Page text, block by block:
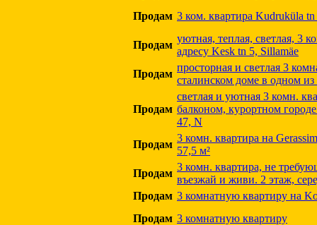
Продам 3 ком. квартира Kudruküla
Продам
уютная, теплая, светлая, 3
адресу Kesk tn 5, Sillamäe
Продам
просторная и светлая 3
сталинском доме в одном
Продам
светлая и уютная 3 комн.
балконом, курортном
47, N
Продам
3 комн. квартира на
57,5 м²
Продам
3 комн. квартира, не
въезжай и живи. 2 этаж,
Продам 3 комнатную квартиру на
Продам 3 комнатную квартиру